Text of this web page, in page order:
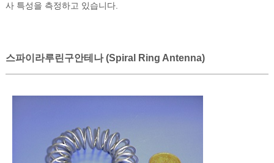
사 특성을 측정하고 있습니다.
스파이라루린구안테나 (Spiral Ring Antenna)